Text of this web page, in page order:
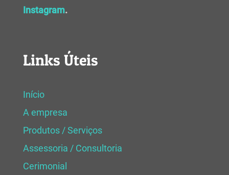
Instagram.
Links Úteis
Início
A empresa
Produtos / Serviços
Assessoria / Consultoria
Cerimonial